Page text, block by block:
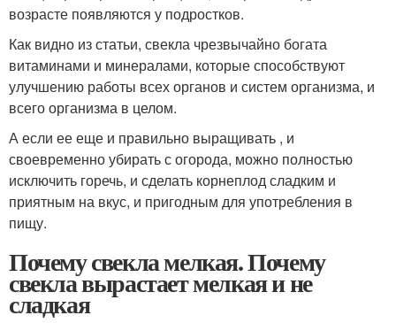
возрасте появляются у подростков.
Как видно из статьи, свекла чрезвычайно богата
витаминами и минералами, которые способствуют
улучшению работы всех органов и систем организма, и
всего организма в целом.
А если ее еще и правильно выращивать , и
своевременно убирать с огорода, можно полностью
исключить горечь, и сделать корнеплод сладким и
приятным на вкус, и пригодным для употребления в
пищу.
Почему свекла мелкая. Почему
свекла вырастает мелкая и не
сладкая